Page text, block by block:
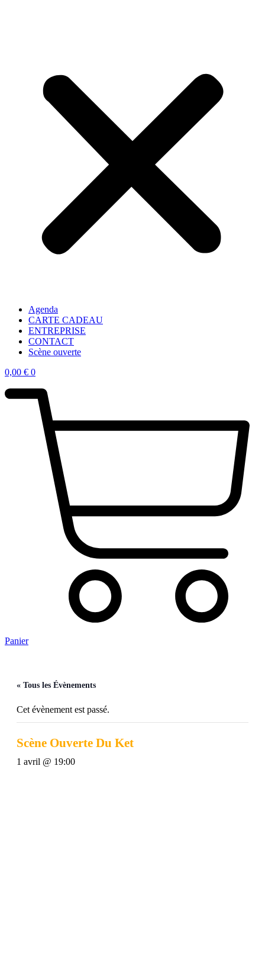
Agenda
CARTE CADEAU
ENTREPRISE
CONTACT
Scène ouverte
0,00 € 0
Panier
« Tous les Évènements
Cet évènement est passé.
Scène Ouverte Du Ket
1 avril @ 19:00